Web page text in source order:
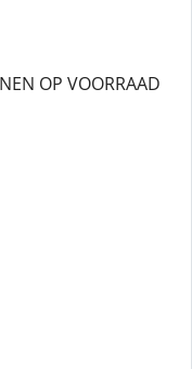
OP VOORRAAD